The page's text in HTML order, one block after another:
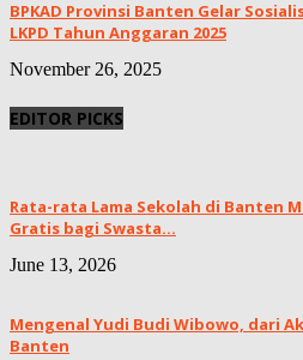
BPKAD Provinsi Banten Gelar
LKPD Tahun Anggaran 2025
November 26, 2025
EDITOR PICKS
Rata-rata Lama Sekolah di Banten
Gratis bagi Swasta...
June 13, 2026
Mengenal Yudi Budi Wibowo, dari
Banten